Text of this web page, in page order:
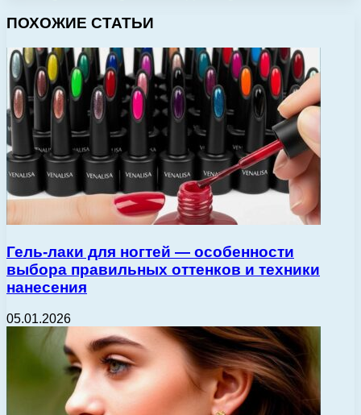
ПОХОЖИЕ СТАТЬИ
Гель-лаки для ногтей — особенности
выбора правильных оттенков и техники
нанесения
05.01.2026